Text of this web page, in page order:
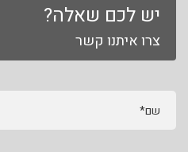
יש לכם שאלה?
צרו איתנו קשר
שם*